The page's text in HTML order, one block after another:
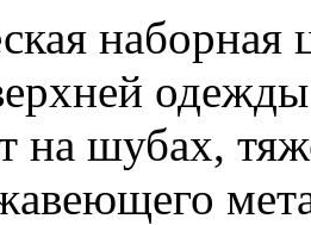
наборная
на шубах,